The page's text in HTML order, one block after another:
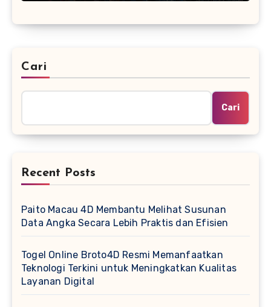
Cari
Cari
Recent Posts
Paito Macau 4D Membantu Melihat Susunan
Data Angka Secara Lebih Praktis dan Efisien
Togel Online Broto4D Resmi Memanfaatkan
Teknologi Terkini untuk Meningkatkan Kualitas
Layanan Digital